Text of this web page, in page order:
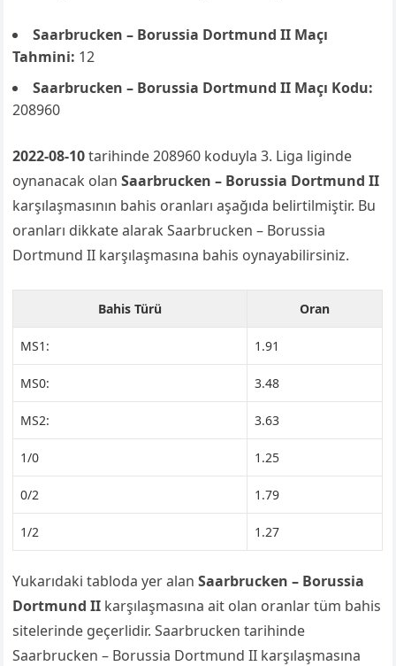
Saarbrucken – Borussia Dortmund II Maçı
Tahmini: 12
Saarbrucken – Borussia Dortmund II Maçı Kodu:
208960
2022-08-10tarihinde 208960 koduyla 3. Liga liginde
oynanacak olanSaarbrucken – Borussia Dortmund II
karşılaşmasının bahis oranları aşağıda belirtilmiştir. Bu
oranları dikkate alarak Saarbrucken – Borussia
Dortmund II karşılaşmasına bahis oynayabilirsiniz.
Bahis Türü Oran
MS1: 1.91
MS0: 3.48
MS2: 3.63
1/0 1.25
0/2 1.79
1/2 1.27
Yukarıdaki tabloda yer alanSaarbrucken – Borussia
Dortmund II karşılaşmasına ait olan oranlar tüm bahis
sitelerinde geçerlidir. Saarbrucken tarihinde
Saarbrucken – Borussia Dortmund II karşılaşmasına